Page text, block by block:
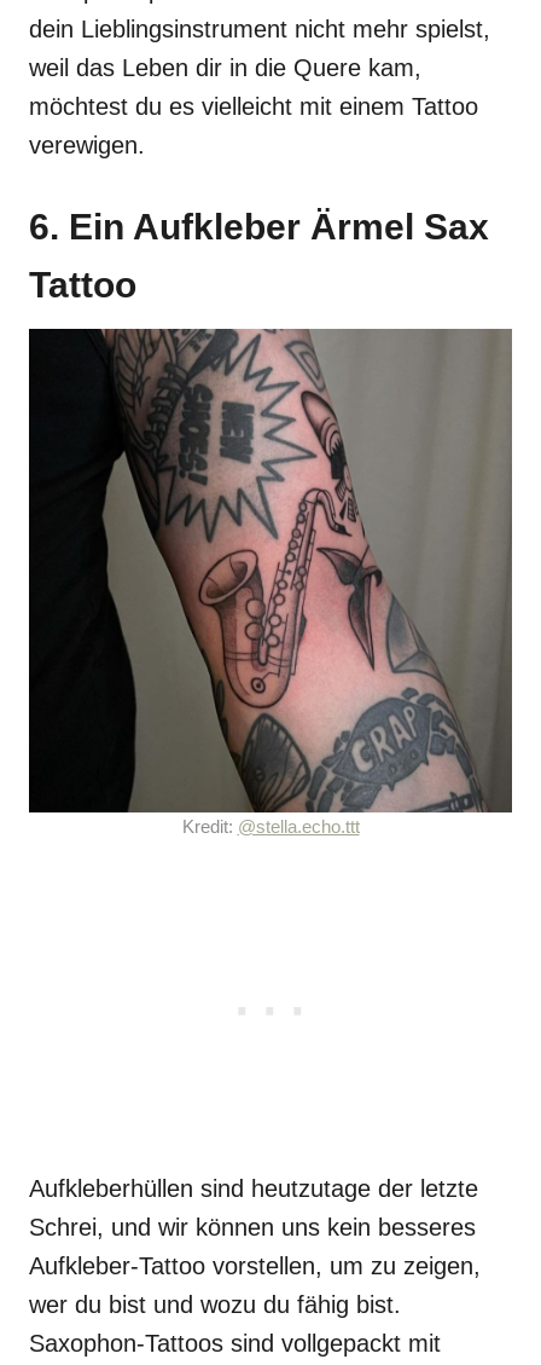
dein Lieblingsinstrument nicht mehr spielst,
weil das Leben dir in die Quere kam,
möchtest du es vielleicht mit einem Tattoo
verewigen.
6. Ein Aufkleber Ärmel Sax
Tattoo
Kredit: @stella.echo.ttt
Aufkleberhüllen sind heutzutage der letzte
Schrei, und wir können uns kein besseres
Aufkleber-Tattoo vorstellen, um zu zeigen,
wer du bist und wozu du fähig bist.
Saxophon-Tattoos sind vollgepackt mit